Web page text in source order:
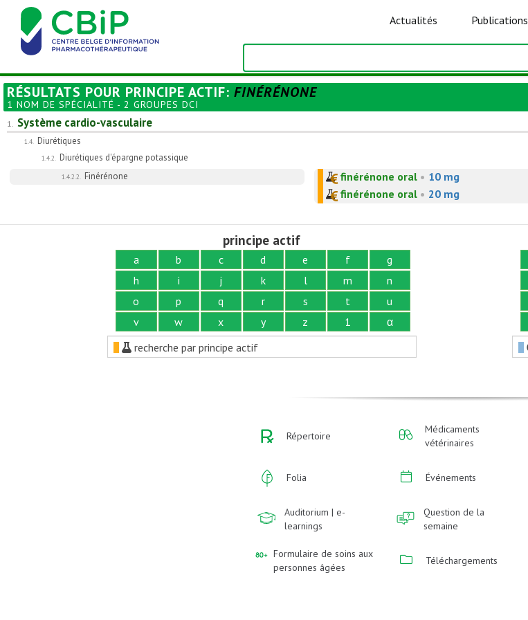
Actualités Publications
RÉSULTATS POUR PRINCIPE ACTIF: FINÉRÉNONE
1 NOM DE SPÉCIALITÉ - 2 GROUPES DCI
1. Système cardio-vasculaire
1.4. Diurétiques
1.4.2. Diurétiques d'épargne potassique
1.4.2.2. Finérénone finérénone oral• 10 mg
finérénone oral• 20 mg
principe actif
a b c d e f
g
h
i j k l m
n
o
p q r s t
u
v
w x y z 1
α
recherche par principe actif
Répertoire
Folia
Auditorium | e-
learnings
Formulaire de soins aux
personnes âgées
Médicaments
vétérinaires
Événements
Question de la
semaine
Téléchargements